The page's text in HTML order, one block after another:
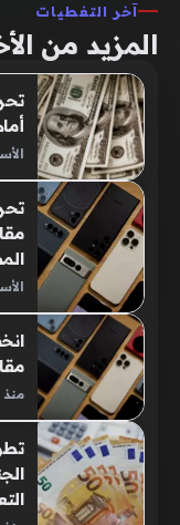
آخر التغطيات
المزيد من